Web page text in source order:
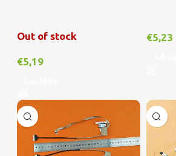
Out of stock
€5,19
€5,23